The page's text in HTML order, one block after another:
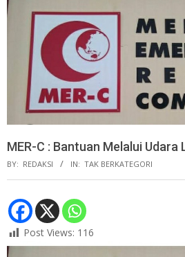
MER-C : Bantuan Melalui Udara
BY: REDAKSI IN: TAK BERKATEGORI
Post Views: 116